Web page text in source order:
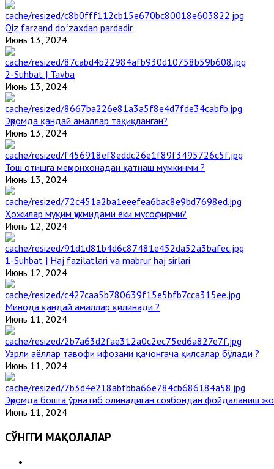
Qiz farzand doʻzaxdan pardadir
Июнь 13, 2024
2-Suhbat | Tavba
Июнь 13, 2024
Эҳромда қандай амаллар тақиқланган?
Июнь 13, 2024
Тош отишга меҳмонхонадан қатнаш мумкинми ?
Июнь 13, 2024
Ҳожилар муқим ҳукмидами ёки мусофирми?
Июнь 12, 2024
1-Suhbat | Haj fazilatlari va mabrur haj sirlari
Июнь 12, 2024
Минода қандай амаллар қилинади ?
Июнь 11, 2024
Узрли аёллар тавофи ифозани қачонгача қилсалар бўлади ?
Июнь 11, 2024
Эҳромда бошга ўрнатиб олинадиган соябондан фойдаланиш
Июнь 11, 2024
СЎНГГИ МАҚОЛАЛАР